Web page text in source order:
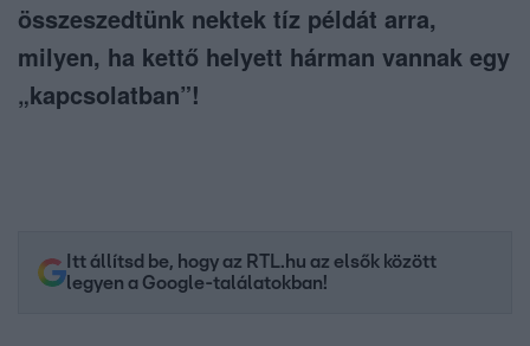
összeszedtünk nektek tíz példát arra,
milyen, ha kettő helyett hárman vannak egy
„kapcsolatban”!
Itt állítsd be, hogy az RTL.hu az elsők között
legyen a Google-találatokban!